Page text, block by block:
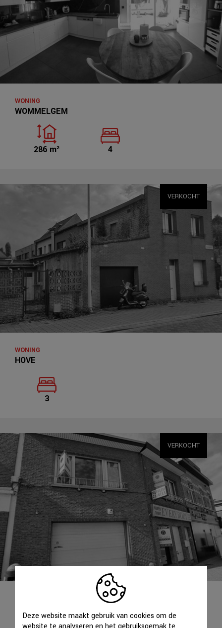
WOMMELGEM
WONING
4
286 m²
VERKOCHT
HOVE
WONING
3
VERKOCHT
Deze website maakt gebruik van cookies om de